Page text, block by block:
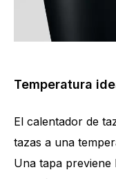
Temperatura
El calentador de
tazas a una
Una tapa